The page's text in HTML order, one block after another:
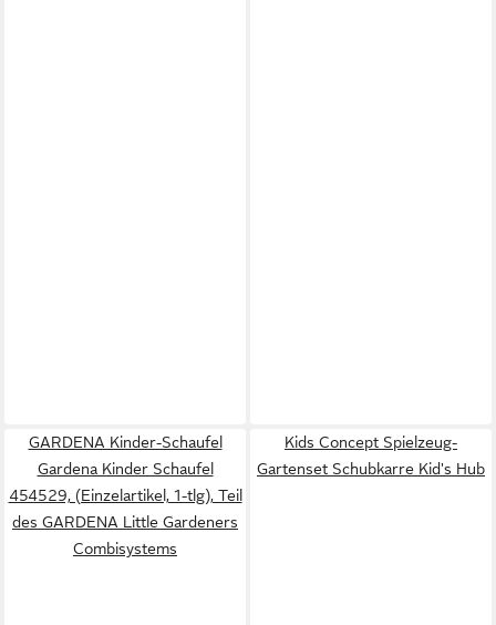
GARDENA Kinder-Schaufel
Gardena Kinder Schaufel
454529, (Einzelartikel, 1-tlg), Teil
des GARDENA Little Gardeners
Combisystems
Kids Concept Spielzeug-
Gartenset Schubkarre Kid's Hub